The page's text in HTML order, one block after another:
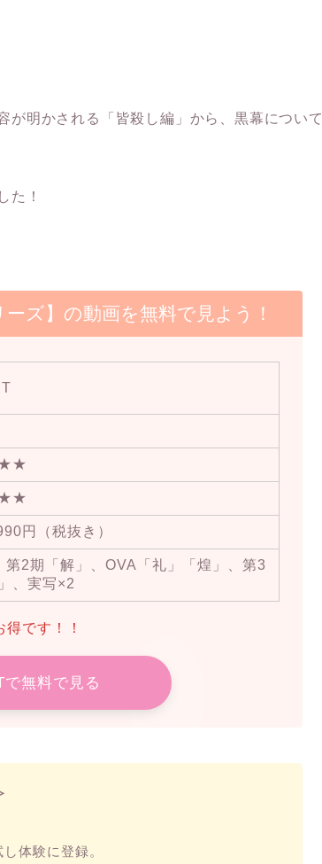
が明かされる「皆殺し編」から、黒幕について
た！
ズ】の動画を無料で見よう！
円（税抜き）
第2期「解」、OVA「礼」「煌」、第3
、実写×2
です！！
で無料で見る
体験に登録。